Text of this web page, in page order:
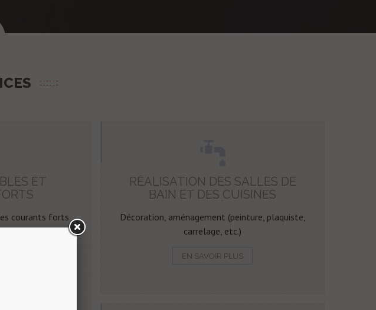
ET
courants forts
est là.
RÉALISATION DES SALLES DE
BAIN ET DES CUISINES
Décoration, aménagement (peinture, plaquiste,
carrelage, etc.)
EN SAVOIR PLUS